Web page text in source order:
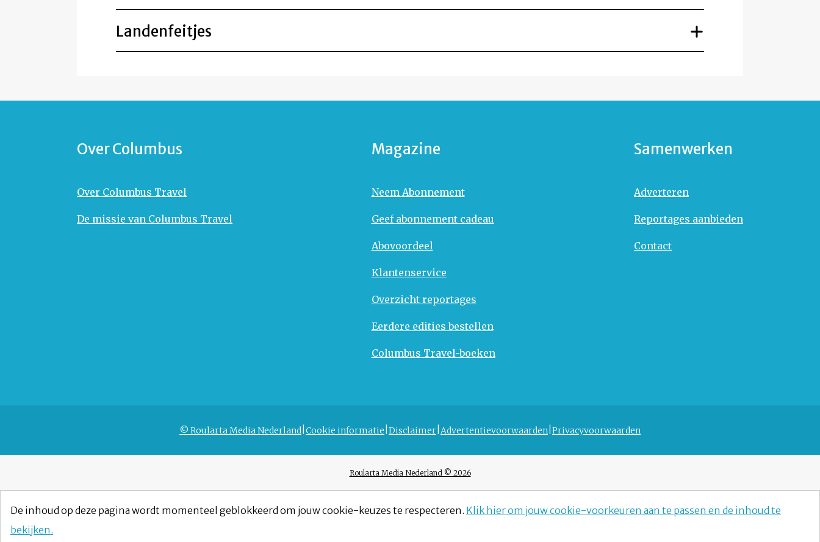
Landenfeitjes
Over Columbus
Over Columbus Travel
De missie van Columbus Travel
Magazine
Neem Abonnement
Geef abonnement cadeau
Abovoordeel
Klantenservice
Overzicht reportages
Eerdere edities bestellen
Columbus Travel-boeken
Samenwerken
Adverteren
Reportages aanbieden
Contact
© Roularta Media Nederland Cookie informatie Disclaimer Advertentievoorwaarden Privacyvoorwaarden
Roularta Media Nederland © 2026
De inhoud op deze pagina wordt momenteel geblokkeerd om jouw cookie-keuzes te respecteren. Klik hier om jouw cookie-voorkeuren aan te passen en de inhoud te
bekijken.